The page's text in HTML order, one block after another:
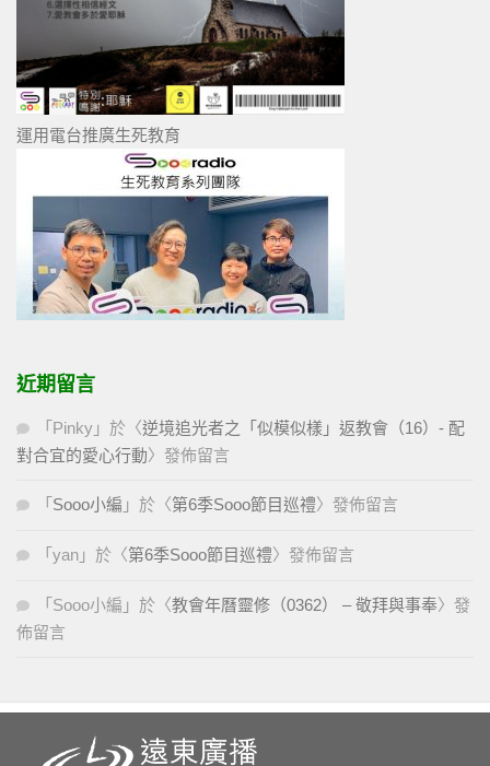
運用電台推廣生死教育
近期留言
「 Pinky 」於〈逆境追光者之「似模似樣」返教會（16）- 配
對合宜的愛心行動〉發佈留言
「 Sooo小編 」於〈第6季Sooo節目巡禮〉發佈留言
「 yan 」於〈第6季Sooo節目巡禮〉發佈留言
「 Sooo小編 」於〈教會年曆靈修（0362） – 敬拜與事奉〉發
佈留言